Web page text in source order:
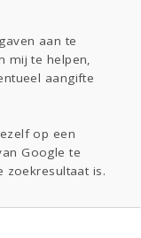
aan te
mij te helpen,
aangifte
op een
Google te
zoekresultaat is.